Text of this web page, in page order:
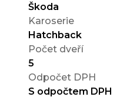
Škoda
Karoserie
Hatchback
Počet dveří
5
Odpočet DPH
S odpočtem DPH